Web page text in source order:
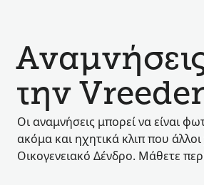
την
Οι αναμνήσεις μπορεί να είναι
ακόμα και ηχητικά κλιπ που
Οικογενειακό Δένδρο. Μάθετε